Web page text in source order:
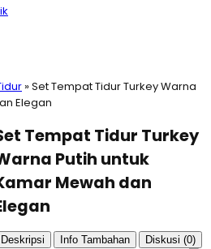
»Set Tempat Tidur Turkey Warna
Elegan
Tempat Tidur Turkey
Putih untuk
Mewah dan
Deskripsi Info Tambahan Diskusi (0)